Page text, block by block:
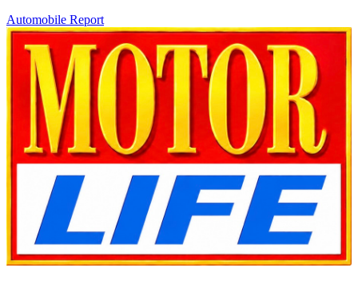
Automobile Report